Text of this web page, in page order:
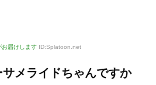
お届けします ID:Splatoon.net
メライドちゃんですか